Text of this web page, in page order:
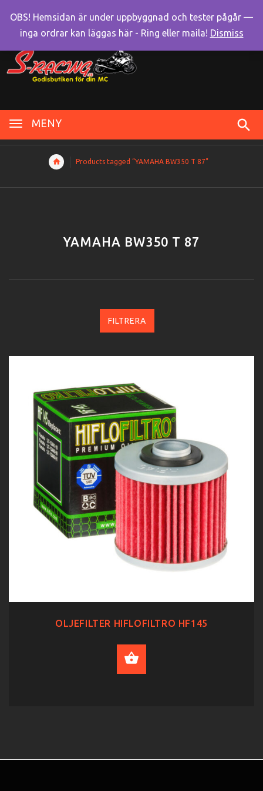
MENY
Products tagged “YAMAHA BW350 T 87”
YAMAHA BW350 T 87
FILTRERA
OLJEFILTER HIFLOFILTRO HF145
OBS! Hemsidan är under uppbyggnad och tester pågår —
inga ordrar kan läggas här - Ring eller maila! Dismiss